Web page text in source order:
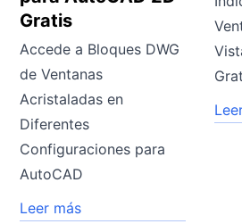
Gratis
Accede a Bloques DWG
de Ventanas
Acristaladas en
Diferentes
Configuraciones para
AutoCAD
Leer más